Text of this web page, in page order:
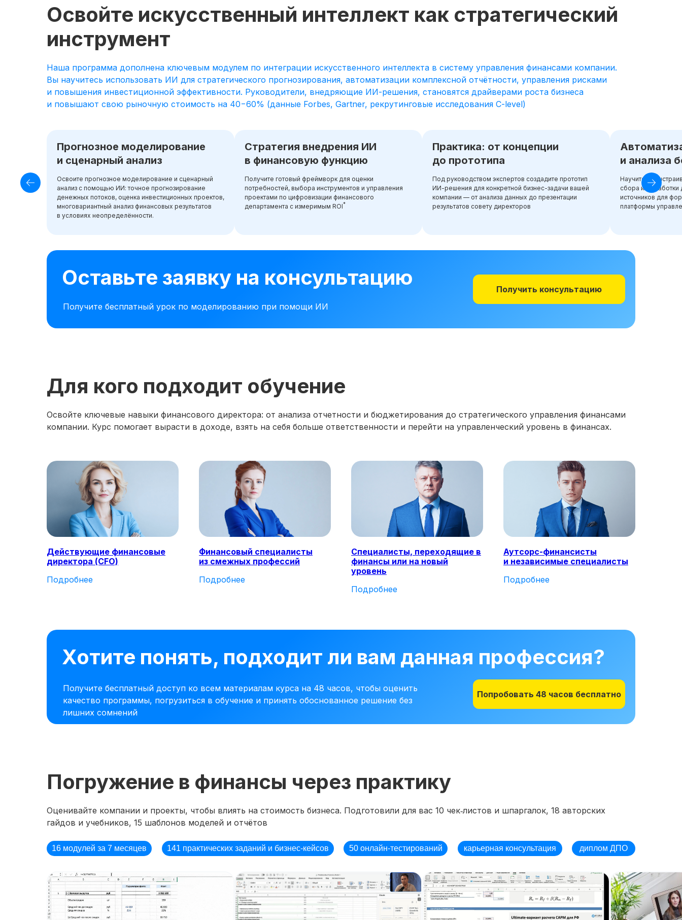
Освойте искусственный интеллект как стратегический
инструмент
Наша программа дополнена ключевым модулем по интеграции искусственного интеллекта в систему управления финансами компании.
Вы научитесь использовать ИИ для стратегического прогнозирования, автоматизации комплексной отчётности, управления рисками
и повышения инвестиционной эффективности. Руководители, внедряющие ИИ-решения, становятся драйверами роста бизнеса
и повышают свою рыночную стоимость на 40−60% (данные Forbes, Gartner, рекрутинговые исследования C-level)
Прогнозное моделирование
и сценарный анализ
Освоите прогнозное моделирование и сценарный
анализ с помощью ИИ: точное прогнозирование
денежных потоков, оценка инвестиционных проектов,
многовариантный анализ финансовых результатов
в условиях неопределённости.
Стратегия внедрения ИИ
в финансовую функцию
Получите готовый фреймворк для оценки
потребностей, выбора инструментов и управления
проектами по цифровизации финансового
департамента с измеримым ROI*
Практика: от концепции
до прототипа
Под руководством экспертов создадите прототип
ИИ-решения для конкретной бизнес-задачи вашей
компании — от анализа данных до презентации
результатов совету директоров
и анализа
Научитесь
сбора и обработки
источников для
платформы
Оставьте заявку на консультацию
Получите бесплатный урок по моделированию при помощи ИИ
Получить консультацию
Для кого подходит обучение
Освойте ключевые навыки финансового директора: от анализа отчетности и бюджетирования до стратегического управления финансами
компании. Курс помогает вырасти в доходе, взять на себя больше ответственности и перейти на управленческий уровень в финансах.
Действующие финансовые
директора (CFO)
Подробнее
Финансовый специалисты
из смежных профессий
Подробнее
Специалисты, переходящие в
финансы или на новый
уровень
Подробнее
Аутсорс-финансисты
и независимые специалисты
Подробнее
Хотите понять, подходит ли вам данная профессия?
Получите бесплатный доступ ко всем материалам курса на 48 часов, чтобы оценить
качество программы, погрузиться в обучение и принять обоснованное решение без
лишних сомнений
Попробовать 48 часов бесплатно
Погружение в финансы через практику
Оценивайте компании и проекты, чтобы влиять на стоимость бизнеса. Подготовили для вас 10 чек‑листов и шпаргалок, 18 авторских
гайдов и учебников, 15 шаблонов моделей и отчётов
16 модулей за 7 месяцев 141 практических заданий и бизнес-кейсов 50 онлайн-тестирований диплом ДПО
карьерная консультация